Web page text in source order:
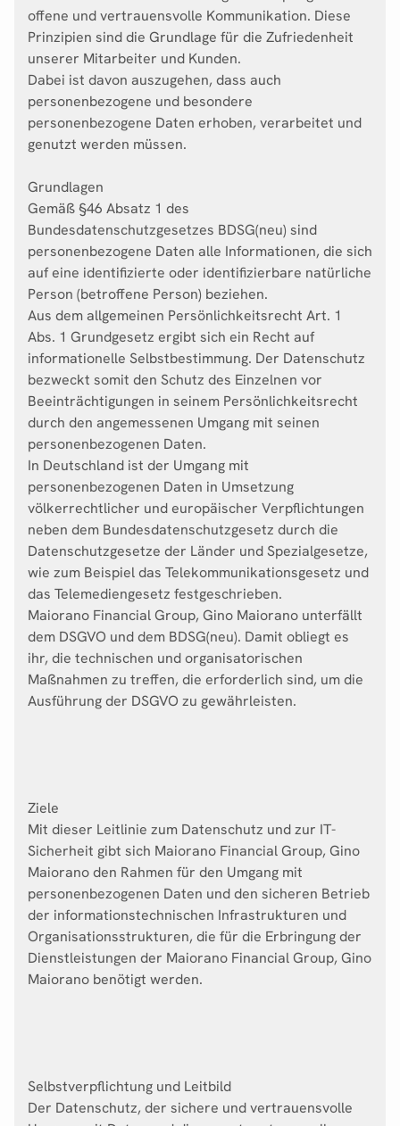
offene und vertrauensvolle Kommunikation. Diese
Prinzipien sind die Grundlage für die Zufriedenheit
unserer Mitarbeiter und Kunden.
Dabei ist davon auszugehen, dass auch
personenbezogene und besondere
personenbezogene Daten erhoben, verarbeitet und
genutzt werden müssen.
Grundlagen
Gemäß §46 Absatz 1 des
Bundesdatenschutzgesetzes BDSG(neu) sind
personenbezogene Daten alle Informationen, die sich
auf eine identifizierte oder identifizierbare natürliche
Person (betroffene Person) beziehen.
Aus dem allgemeinen Persönlichkeitsrecht Art. 1
Abs. 1 Grundgesetz ergibt sich ein Recht auf
informationelle Selbstbestimmung. Der Datenschutz
bezweckt somit den Schutz des Einzelnen vor
Beeinträchtigungen in seinem Persönlichkeitsrecht
durch den angemessenen Umgang mit seinen
personenbezogenen Daten.
In Deutschland ist der Umgang mit
personenbezogenen Daten in Umsetzung
völkerrechtlicher und europäischer Verpflichtungen
neben dem Bundesdatenschutzgesetz durch die
Datenschutzgesetze der Länder und Spezialgesetze,
wie zum Beispiel das Telekommunikationsgesetz und
das Telemediengesetz festgeschrieben.
Maiorano Financial Group, Gino Maiorano unterfällt
dem DSGVO und dem BDSG(neu). Damit obliegt es
ihr, die technischen und organisatorischen
Maßnahmen zu treffen, die erforderlich sind, um die
Ausführung der DSGVO zu gewährleisten.
Ziele
Mit dieser Leitlinie zum Datenschutz und zur IT-
Sicherheit gibt sich Maiorano Financial Group, Gino
Maiorano den Rahmen für den Umgang mit
personenbezogenen Daten und den sicheren Betrieb
der informationstechnischen Infrastrukturen und
Organisationsstrukturen, die für die Erbringung der
Dienstleistungen der Maiorano Financial Group, Gino
Maiorano benötigt werden.
Selbstverpflichtung und Leitbild
Der Datenschutz, der sichere und vertrauensvolle